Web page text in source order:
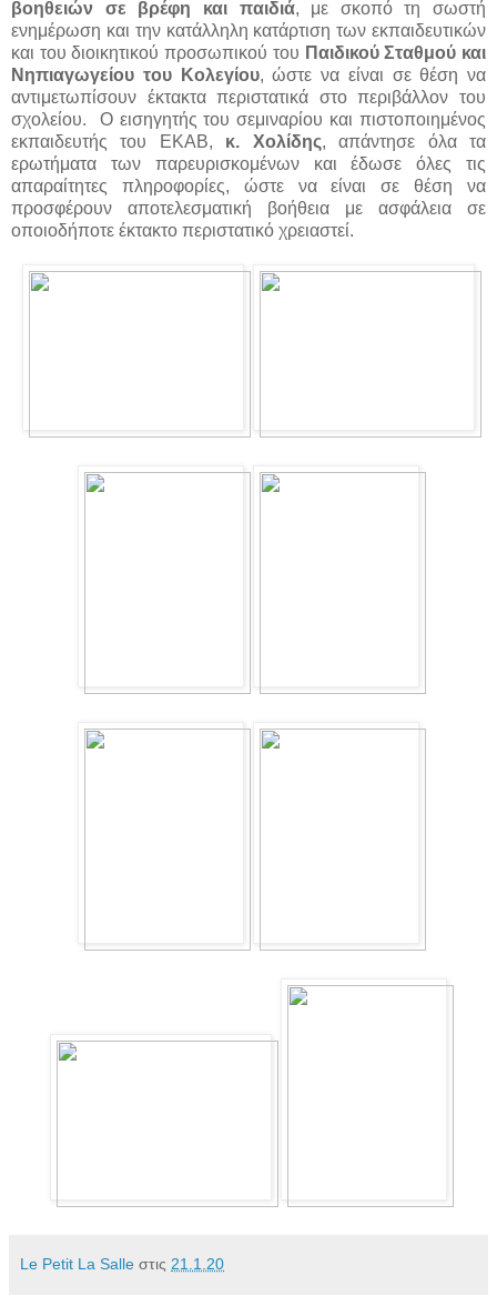
βοηθειών σε βρέφη και παιδιά, με σκοπό τη σωστή
ενημέρωση και την κατάλληλη κατάρτιση των εκπαιδευτικών
και του διοικητικού προσωπικού του Παιδικού Σταθμού και
Νηπιαγωγείου του Κολεγίου, ώστε να είναι σε θέση να
αντιμετωπίσουν έκτακτα περιστατικά στο περιβάλλον του
σχολείου. Ο εισηγητής του σεμιναρίου και πιστοποιημένος
εκπαιδευτής του ΕΚΑΒ, κ. Χολίδης, απάντησε όλα τα
ερωτήματα των παρευρισκομένων και έδωσε όλες τις
απαραίτητες πληροφορίες, ώστε να είναι σε θέση να
προσφέρουν αποτελεσματική βοήθεια με ασφάλεια σε
οποιοδήποτε έκτακτο περιστατικό χρειαστεί.
Le Petit La Salle στις 21.1.20